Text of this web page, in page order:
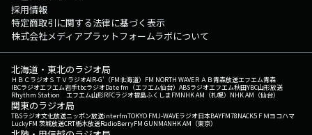
採用情報
特定商取引に関する法律に基づく表示
株式会社メディアプラットフォームラボについて
北海道・東北のラジオ局
ＨＢＣラジオＳＴＶラジオAIR-G'（FM北海道） FM NORTH WAVEＲＡＢ青森放送エフエム青森
IBCラジオエフエム岩手tbcラジオDate fm（エフエム仙台） ABSラジオエフエム秋田YBC山形放送
Rhythm Station エフエム山形RFCラジオ福島ふくしまFMNHK AM（札幌） NHK AM（仙台）
関東のラジオ局
TBSラジオ文化放送ニッポン放送interfmTOKYO FMJ-WAVEラジオ日本BAYFM78NACK5 ＦＭヨコハマ
LuckyFM 茨城放送CRT栃木放送RadioBerryFM GUNMANHK AM（東京）